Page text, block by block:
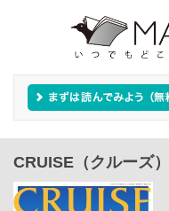
CRUISE（クルーズ